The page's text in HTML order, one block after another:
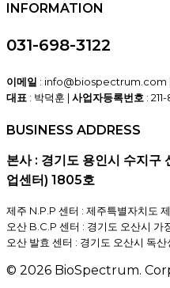
INFORMATION
031-698-3122
이메일 : info@biospectrum.com |
대표 : 박덕훈 | 사업자등록번호 :
BUSINESS ADDRESS
본사 : 경기도 용인시 수지구
업센터) 1805호
제주 N.P.P 센터 : 제주특별자치도
오산 B.C.P 센터 : 경기도 오산시
오산 발효 센터 : 경기도 오산시 독
© 2026 BioSpectrum.